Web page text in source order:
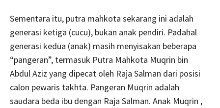
Sementara itu, putra mahkota sekarang ini adalah
generasi ketiga (cucu), bukan anak pendiri. Padahal
generasi kedua (anak) masih menyisakan beberapa
“pangeran”, termasuk Putra Mahkota Muqrin bin
Abdul Aziz yang dipecat oleh Raja Salman dari posisi
calon pewaris takhta. Pangeran Muqrin adalah
saudara beda ibu dengan Raja Salman. Anak Muqrin ,